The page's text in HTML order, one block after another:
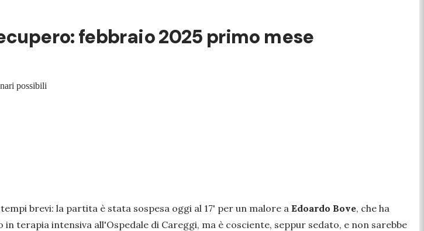
febbraio 2025 primo mese
possibili
brevi: la partita è stata sospesa oggi al 17' per un malore a Edoardo Bove, che ha
intensiva all'Ospedale di Careggi, ma è cosciente, seppur sedato, e non sarebbe